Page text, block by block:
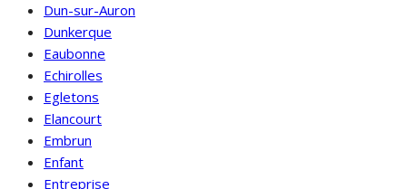
Dun-sur-Auron
Dunkerque
Eaubonne
Echirolles
Egletons
Elancourt
Embrun
Enfant
Entreprise